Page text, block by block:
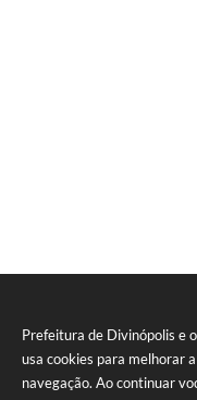
Prefeitura de Divinópolis e
usa cookies para melhorar
navegação. Ao continuar